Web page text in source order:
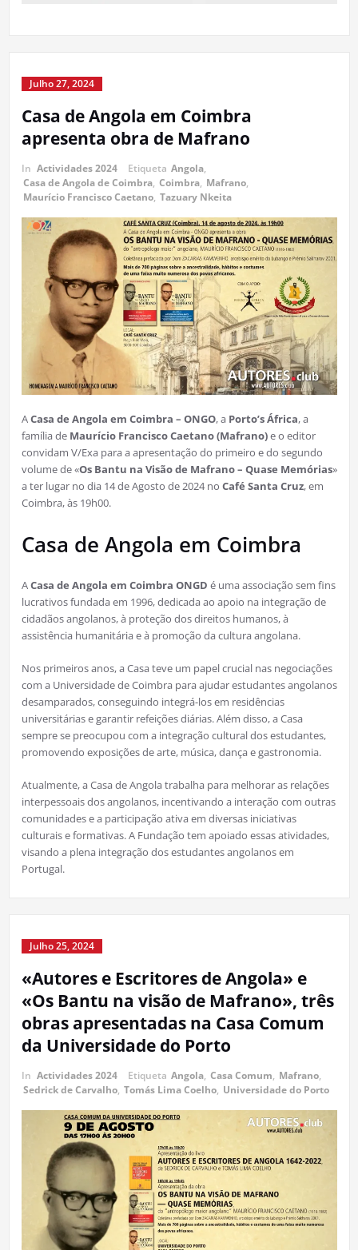
Julho 27, 2024
Casa de Angola em Coimbra
apresenta obra de Mafrano
In Actividades 2024 Etiqueta Angola,
Casa de Angola de Coimbra, Coimbra, Mafrano,
Maurício Francisco Caetano, Tazuary Nkeita
ACasa de Angola em Coimbra – ONGO, a Porto’s África, a
família de Maurício Francisco Caetano (Mafrano)e o editor
convidam V/Exa para a apresentação do primeiro e do segundo
volume de «Os Bantu na Visão de Mafrano – Quase Memórias»
a ter lugar no dia 14 de Agosto de 2024 no Café Santa Cruz, em
Coimbra, às 19h00.
Casa de Angola em Coimbra
ACasa de Angola em Coimbra ONGD é uma associação sem fins
lucrativos fundada em 1996, dedicada ao apoio na integração de
cidadãos angolanos, à proteção dos direitos humanos, à
assistência humanitária e à promoção da cultura angolana.
Nos primeiros anos, a Casa teve um papel crucial nas negociações
com a Universidade de Coimbra para ajudar estudantes angolanos
desamparados, conseguindo integrá-los em residências
universitárias e garantir refeições diárias. Além disso, a Casa
sempre se preocupou com a integração cultural dos estudantes,
promovendo exposições de arte, música, dança e gastronomia.
Atualmente, a Casa de Angola trabalha para melhorar as relações
interpessoais dos angolanos, incentivando a interação com outras
comunidades e a participação ativa em diversas iniciativas
culturais e formativas. A Fundação tem apoiado essas atividades,
visando a plena integração dos estudantes angolanos em
Portugal.
Julho 25, 2024
«Autores e Escritores de Angola» e
«Os Bantu na visão de Mafrano», três
obras apresentadas na Casa Comum
da Universidade do Porto
In Actividades 2024 Etiqueta Angola, Casa Comum, Mafrano,
Sedrick de Carvalho, Tomás Lima Coelho, Universidade do Porto